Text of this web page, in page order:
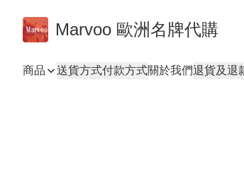
Marvoo 歐洲名牌代購
商品 送貨方式付款方式關於我們退貨及退